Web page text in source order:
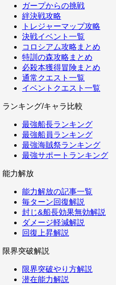
ガープからの挑戦
絆決戦攻略
トレジャーマップ攻略
決戦イベント一覧
コロシアム攻略まとめ
特訓の森攻略まとめ
必殺本獲得冒険まとめ
通常クエスト一覧
イベントクエスト一覧
ランキング/キャラ比較
最強船長ランキング
最強船員ランキング
最強海賊祭ランキング
最強サポートランキング
能力解放
能力解放の記事一覧
毎ターン回復解説
封じ&船長効果無効解説
ダメージ軽減解説
回復上昇解説
限界突破解説
限界突破やり方解説
潜在能力解説